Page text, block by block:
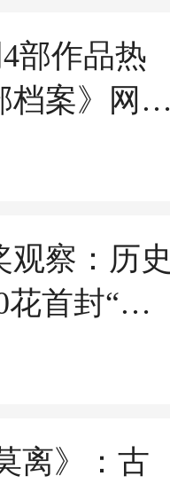
部作品热
档案》网播
观察：历史
花首封“视
离》：古